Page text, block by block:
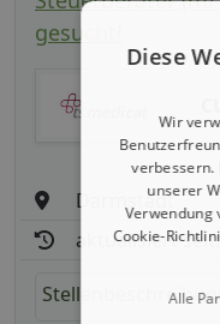
gesucht!
Darmstadt
aktualisiert
Diese
Wir
verbessern.
unserer
Verwendung
Cookie-
Alle